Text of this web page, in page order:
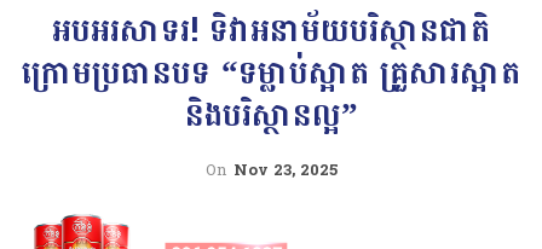
អបអរសាទរ! ទិវាអនាម័យបរិស្ថានជាតិ
ក្រោមប្រធានបទ “ទម្លាប់ស្អាត គ្រួសារស្អាត
និងបរិស្ថានល្អ”
On Nov 23, 2025